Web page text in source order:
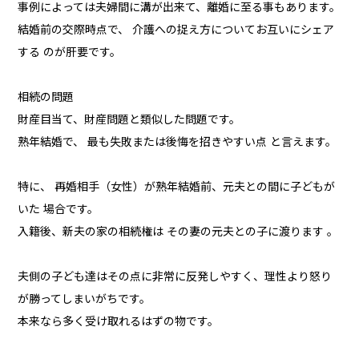
事例によっては夫婦間に溝が出来て、離婚に至る事もあります。
結婚前の交際時点で、 介護への捉え方についてお互いにシェア
する のが肝要です。
相続の問題
財産目当て、財産問題と類似した問題です。
熟年結婚で、 最も失敗または後悔を招きやすい点 と言えます。
特に、 再婚相手（女性）が熟年結婚前、元夫との間に子どもが
いた 場合です。
入籍後、新夫の家の相続権は その妻の元夫との子に渡ります 。
夫側の子ども達はその点に非常に反発しやすく、理性より怒り
が勝ってしまいがちです。
本来なら多く受け取れるはずの物です。